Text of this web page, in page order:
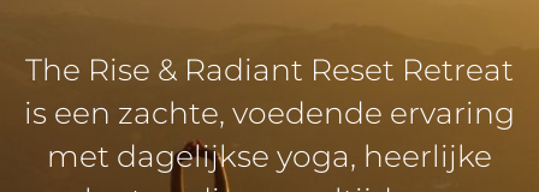
The Rise & Radiant Reset Retreat
is een zachte, voedende ervaring
met dagelijkse yoga, heerlijke